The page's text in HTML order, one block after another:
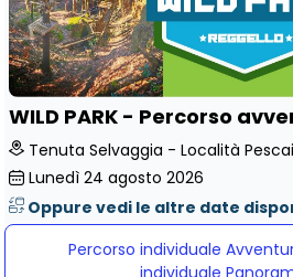
WILD PARK - Percorso
Tenuta Selvaggia - Località
Lunedì 24 agosto 2026
Oppure vedi le altre date
Percorso individuale